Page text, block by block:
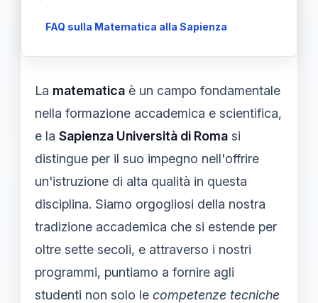
FAQ sulla Matematica alla Sapienza
La matematica è un campo fondamentale
nella formazione accademica e scientifica,
e la Sapienza Università di Roma si
distingue per il suo impegno nell'offrire
un'istruzione di alta qualità in questa
disciplina. Siamo orgogliosi della nostra
tradizione accademica che si estende per
oltre sette secoli, e attraverso i nostri
programmi, puntiamo a fornire agli
studenti non solo le competenze tecniche